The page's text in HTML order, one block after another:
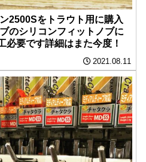
2500Sをトラウト用に購入
のシリコンフィットノブに
必要です詳細はまた今度！
2021.08.11